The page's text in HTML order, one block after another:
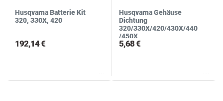
Husqvarna Batterie Kit
320, 330X, 420
192,14 €
Husqvarna Gehäuse
Dichtung
320/330X/420/430X/440
/450X
5,68 €